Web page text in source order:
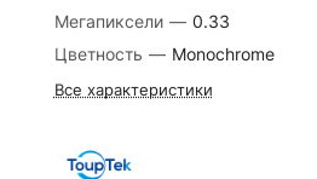
Мегапиксели — 0.33
Цветность — Monochrome
Все характеристики